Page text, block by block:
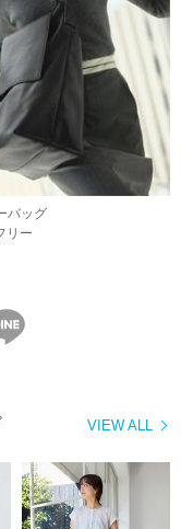
バッグ
リー
VIEW ALL